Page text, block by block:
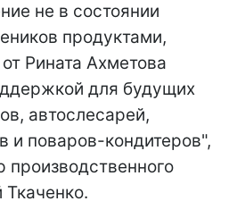
не в состоянии
продуктами,
Рината Ахметова
для будущих
автослесарей,
и поваров-кондитеров",
производственного
Ткаченко.